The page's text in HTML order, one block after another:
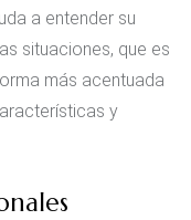
a entender su
situaciones, que es
más acentuada
y